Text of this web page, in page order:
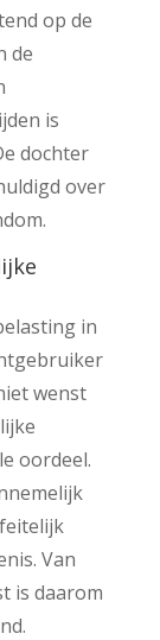
op de
de
is
dochter
over
in
wenst
oordeel.
Van
is daarom